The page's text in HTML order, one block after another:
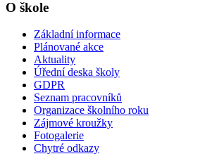
O škole
Základní informace
Plánované akce
Aktuality
Úřední deska školy
GDPR
Seznam pracovníků
Organizace školního roku
Zájmové kroužky
Fotogalerie
Chytré odkazy